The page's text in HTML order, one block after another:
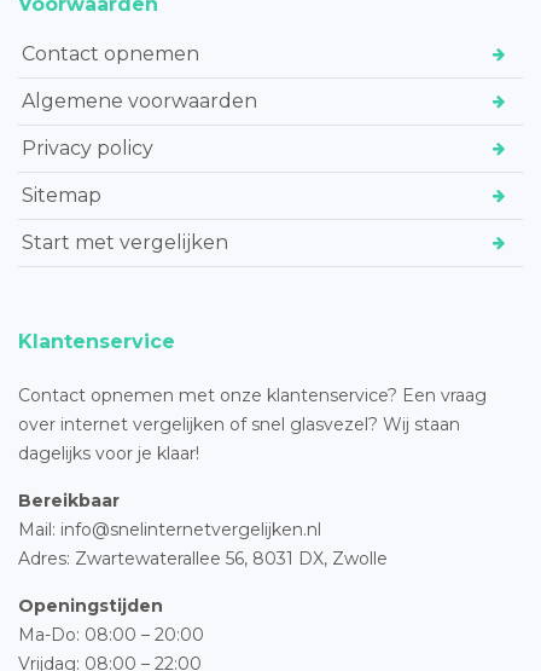
Contact opnemen
Algemene voorwaarden
Privacy policy
Sitemap
Start met vergelijken
Klantenservice
Contact opnemen met onze klantenservice? Een vraag
over internet vergelijken of snel glasvezel? Wij staan
dagelijks voor je klaar!
Bereikbaar
Mail: info@snelinternetvergelijken.nl
Adres: Zwartewaterallee 56, 8031 DX, Zwolle
Openingstijden
Ma-Do: 08:00 – 20:00
Vrijdag: 08:00 – 22:00